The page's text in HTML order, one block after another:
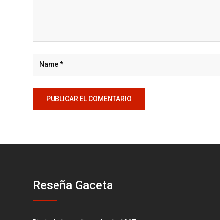
Reseña Gaceta